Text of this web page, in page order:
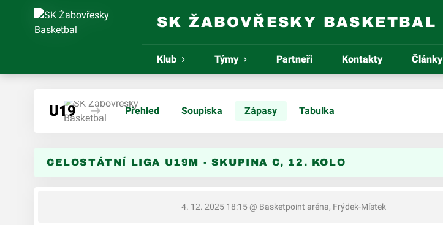
SK ŽABOVŘESKY BASKETBAL
Klub Týmy Partneři Kontakty Články
U19 Přehled Soupiska Zápasy Tabulka
CELOSTÁTNÍ LIGA U19M - SKUPINA C, 12. KOLO
4. 12. 2025 18:15 @ Basketpoint aréna, Frýdek-Místek